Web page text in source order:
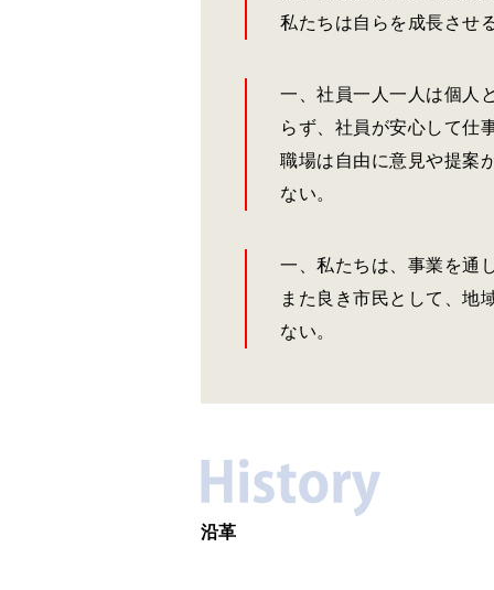
私たちは自らを成長させ
一、社員一人一人は個人
らず、社員が安心して仕
職場は自由に意見や提案
ない。
一、私たちは、事業を通
また良き市民として、地
ない。
沿革